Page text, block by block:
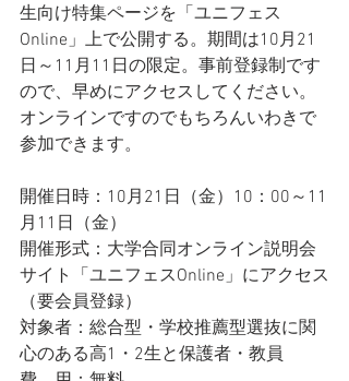
生向け特集ページを「ユニフェス
Online」上で公開する。期間は10月21
日～11月11日の限定。事前登録制です
ので、早めにアクセスしてください。
オンラインですのでもちろんいわきで
参加できます。
開催日時：10月21日（金）10：00～11
月11日（金）
開催形式：大学合同オンライン説明会
サイト「ユニフェスOnline」にアクセス
（要会員登録）
対象者：総合型・学校推薦型選抜に関
心のある高1・2生と保護者・教員